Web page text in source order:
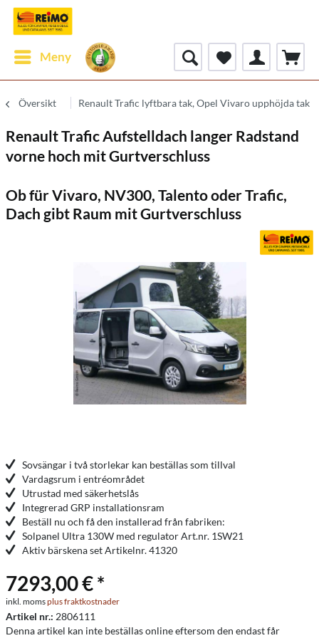
Meny
Översikt Renault Trafic lyftbara tak, Opel Vivaro upphöjda tak
Renault Trafic Aufstelldach langer Radstand
vorne hoch mit Gurtverschluss
Ob für Vivaro, NV300, Talento oder Trafic,
Dach gibt Raum mit Gurtverschluss
Sovsängar i två storlekar kan beställas som tillval
Vardagsrum i entréområdet
Utrustad med säkerhetslås
Integrerad GRP installationsram
Beställ nu och få den installerad från fabriken:
Solpanel Ultra 130W med regulator Art.nr. 1SW21
Aktiv bärskena set Artikelnr. 41320
7293,00 € *
inkl. momsplus fraktkostnader
Artikel nr.: 2806111
Denna artikel kan inte beställas online eftersom den endast får